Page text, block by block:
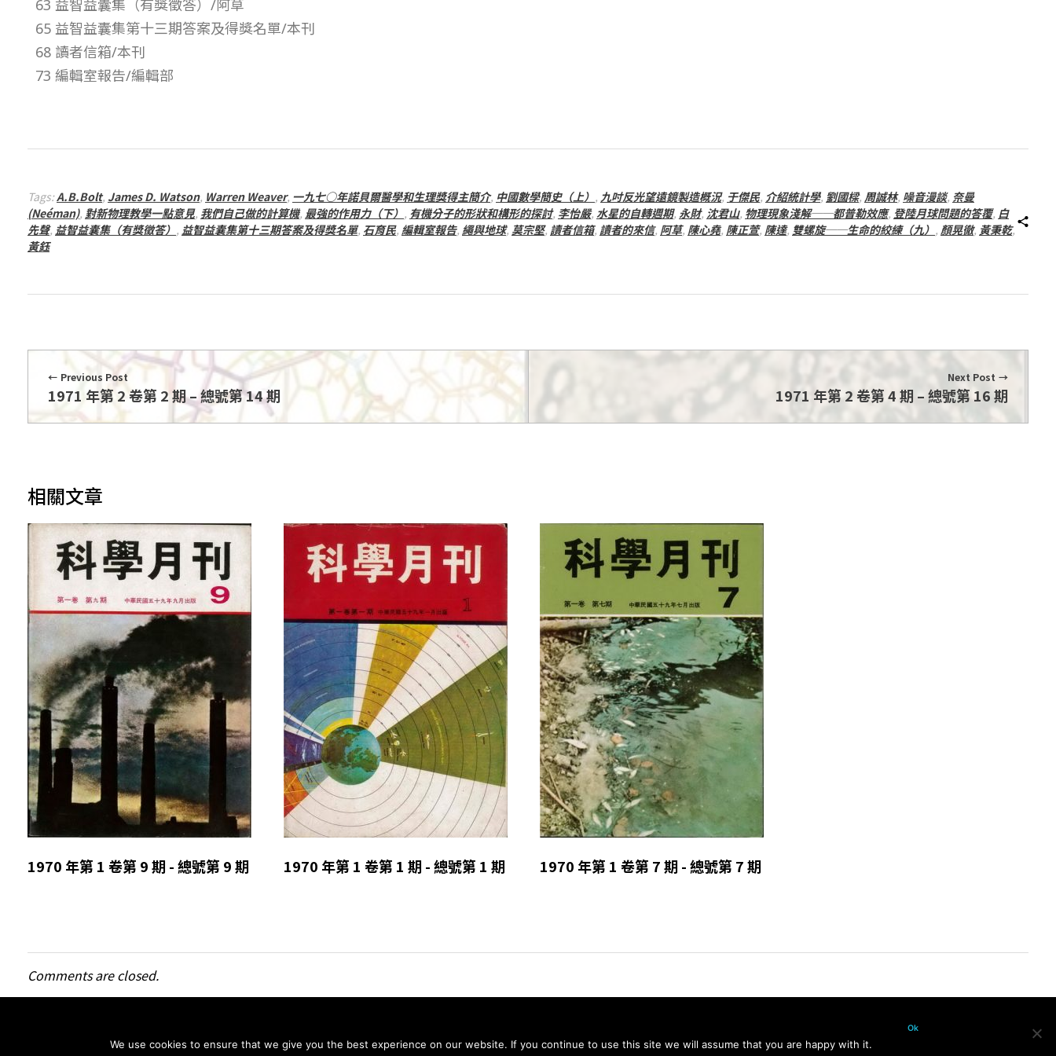
–
總
第
1
5
期
63 益智益囊集（有獎徵答）/阿草
65 益智益囊集第十三期答案及得獎名單/本刊
68 讀者信箱/本刊
73 編輯室報告/編輯部
Tags:A.B.Bolt, James D. Watson, Warren Weaver, 一九七○年諾貝爾醫學和生理獎得主簡介, 中國數學簡史（上） , 九吋反光望遠鏡製造概況, 于傑民, 介紹統計學, 劉國樑, 周誠林, 噪音漫談, 奈曼
(Neéman), 對新物理教學一點意見, 我們自己做的計算機, 最強的作用力（下） , 有機分子的形狀和構形的探討, 李怡嚴, 水星的自轉週期, 永財, 沈君山, 物理現象淺解──都普勒效應, 登陸月球問題的答覆, 白
先聲, 益智益囊集（有獎徵答） , 益智益囊集第十三期答案及得獎名單, 石育民, 編輯室報告, 繩與地球, 莫宗堅, 讀者信箱, 讀者的來信, 阿草, 陳心堯, 陳正萱, 陳達, 雙螺旋──生命的絞練（九） , 顏晃徹, 黃秉乾,
黃鈺
Previous Post
1971 年第 2 卷第 2 期 – 總號第 14 期
Next Post
1971 年第 2 卷第 4 期 – 總號第 16 期
相關文章
1970 年第 1 卷第 9 期 - 總號第 9 期 1970 年第 1 卷第 1 期 - 總號第 1 期 1970 年第 1 卷第 7 期 - 總號第 7 期
Comments are closed.
We use cookies to ensure that we give you the best experience on our website. If you continue to use this site we will assume that you are happy with it.
Ok